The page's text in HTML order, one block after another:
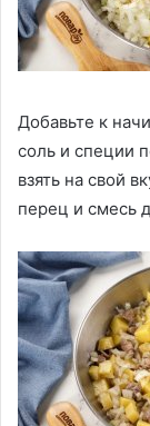
Добавьте к
соль и специи
взять на свой
перец и смесь